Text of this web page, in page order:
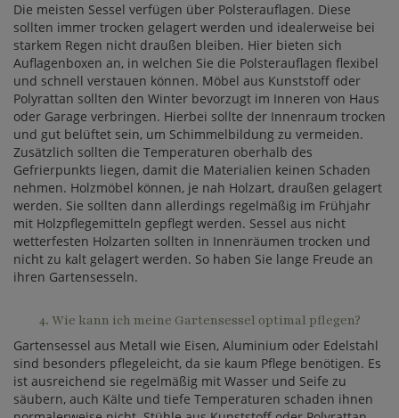
Die meisten Sessel verfügen über Polsterauflagen. Diese
sollten immer trocken gelagert werden und idealerweise bei
starkem Regen nicht draußen bleiben. Hier bieten sich
Auflagenboxen an, in welchen Sie die Polsterauflagen flexibel
und schnell verstauen können. Möbel aus Kunststoff oder
Polyrattan sollten den Winter bevorzugt im Inneren von Haus
oder Garage verbringen. Hierbei sollte der Innenraum trocken
und gut belüftet sein, um Schimmelbildung zu vermeiden.
Zusätzlich sollten die Temperaturen oberhalb des
Gefrierpunkts liegen, damit die Materialien keinen Schaden
nehmen. Holzmöbel können, je nah Holzart, draußen gelagert
werden. Sie sollten dann allerdings regelmäßig im Frühjahr
mit Holzpflegemitteln gepflegt werden. Sessel aus nicht
wetterfesten Holzarten sollten in Innenräumen trocken und
nicht zu kalt gelagert werden. So haben Sie lange Freude an
ihren Gartensesseln.
4. Wie kann ich meine Gartensessel optimal pflegen?
Gartensessel aus Metall wie Eisen, Aluminium oder Edelstahl
sind besonders pflegeleicht, da sie kaum Pflege benötigen. Es
ist ausreichend sie regelmäßig mit Wasser und Seife zu
säubern, auch Kälte und tiefe Temperaturen schaden ihnen